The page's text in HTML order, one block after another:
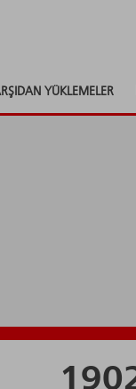
YÜKLEMELER